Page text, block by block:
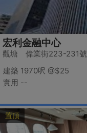
宏利金融中心
觀塘 偉業街223-231號
建築 1970呎 @$25
實用 --
置頂